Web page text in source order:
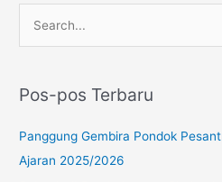
iPos-pos Terbaru
Panggung Gembira Pondok
Ajaran 2025/2026